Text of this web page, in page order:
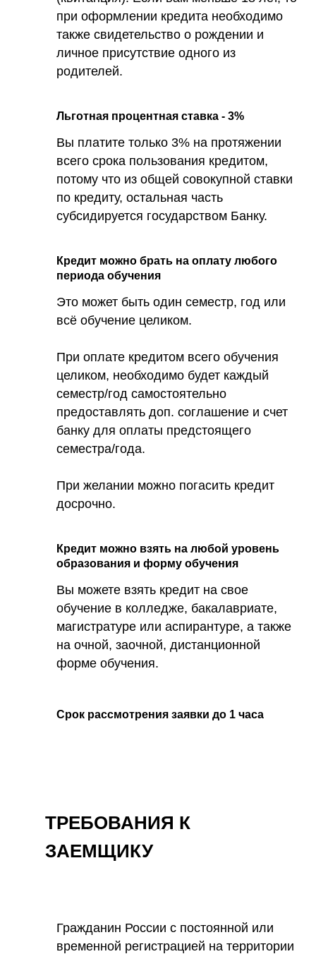
при оформлении кредита необходимо
также свидетельство о рождении и
личное присутствие одного из
родителей.
Льготная процентная ставка - 3%
Вы платите только 3% на протяжении
всего срока пользования кредитом,
потому что из общей совокупной ставки
по кредиту, остальная часть
субсидируется государством Банку.
Кредит можно брать на оплату любого
периода обучения
Это может быть один семестр, год или
всё обучение целиком.
При оплате кредитом всего обучения
целиком, необходимо будет каждый
семестр/год самостоятельно
предоставлять доп. соглашение и счет
банку для оплаты предстоящего
семестра/года.
При желании можно погасить кредит
досрочно.
Кредит можно взять на любой уровень
образования и форму обучения
Вы можете взять кредит на свое
обучение в колледже, бакалавриате,
магистратуре или аспирантуре, а также
на очной, заочной, дистанционной
форме обучения.
Срок рассмотрения заявки до 1 часа
ТРЕБОВАНИЯ К
ЗАЕМЩИКУ
Гражданин России с постоянной или
временной регистрацией на территории